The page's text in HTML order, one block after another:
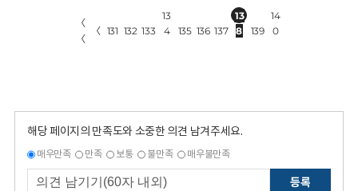
〈
〈
〈 131 132 133
13
4
135 136 137
13
8
139
14
0
해당 페이지의 만족도와 소중한 의견 남겨주세요.
매우만족 만족 보통 불만족 매우불만족
등록